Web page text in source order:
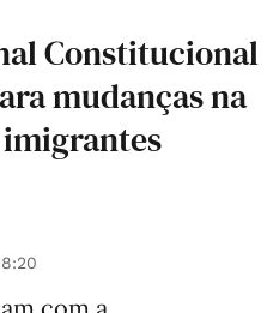
Constitucional
mudanças na